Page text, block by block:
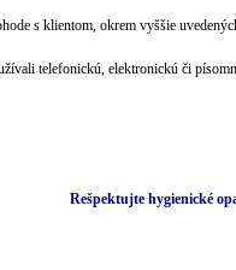
s klientom, okrem vyššie
telefonickú, elektronickú či
Rešpektujte hygienické